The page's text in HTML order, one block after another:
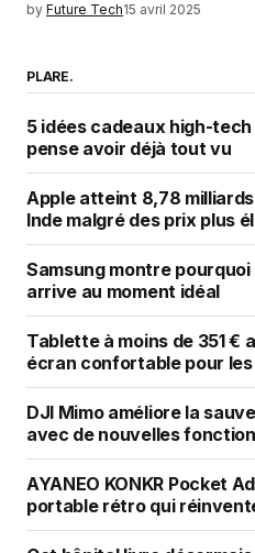
by Future Tech15 avril 2025
PLARE.
5 idées cadeaux high-
pense avoir déjà tout vu
Apple atteint 8,78
Inde malgré des prix plus
Samsung montre pourquoi
arrive au moment idéal
Tablette à moins de 351 €
écran confortable pour
DJI Mimo améliore la
avec de nouvelles
AYANEO KONKR Pocket
portable rétro qui